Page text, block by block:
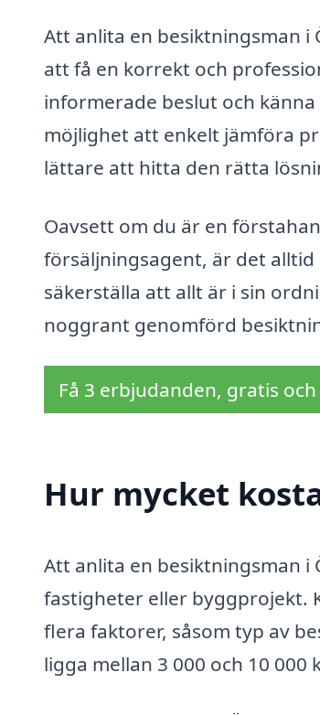
Att anlita en besiktningsman i
att få en korrekt och
informerade beslut och
möjlighet att enkelt jämföra
lättare att hitta den rätta
Oavsett om du är en
försäljningsagent, är det
säkerställa att allt är i sin
noggrant genomförd
Få 3 erbjudanden, gratis
Hur mycket
Att anlita en besiktningsman
fastigheter eller byggprojekt.
flera faktorer, såsom typ av
ligga mellan 3 000 och 10